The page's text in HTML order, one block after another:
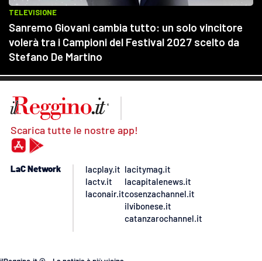
Scarica tutte le nostre app!
LaC Network
lacplay.it
lactv.it
laconair.it
lacitymag.it
lacapitalenews.it
cosenzachannel.it
ilvibonese.it
catanzarochannel.it